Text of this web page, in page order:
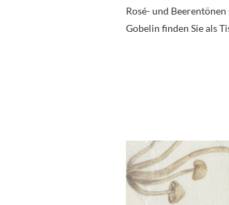
Rosé- und
Gobelin finden Sie als